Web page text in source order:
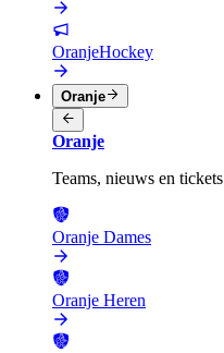
OranjeHockey
Oranje
Oranje
Teams, nieuws en tickets
Oranje Dames
Oranje Heren